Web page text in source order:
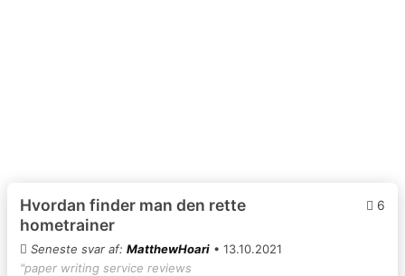
Hvordan finder man den rette
hometrainer
6
Seneste svar af: MatthewHoari • 13.10.2021
"paper writing service reviews